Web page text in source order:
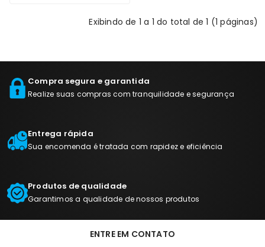
Exibindo de 1 a 1 do total de 1 (1 páginas)
Compra segura e garantida
Realize suas compras com tranquilidade e segurança
Entrega rápida
Sua encomenda é tratada com rapidez e eficiência
Produtos de qualidade
Garantimos a qualidade de nossos produtos
ENTRE EM CONTATO